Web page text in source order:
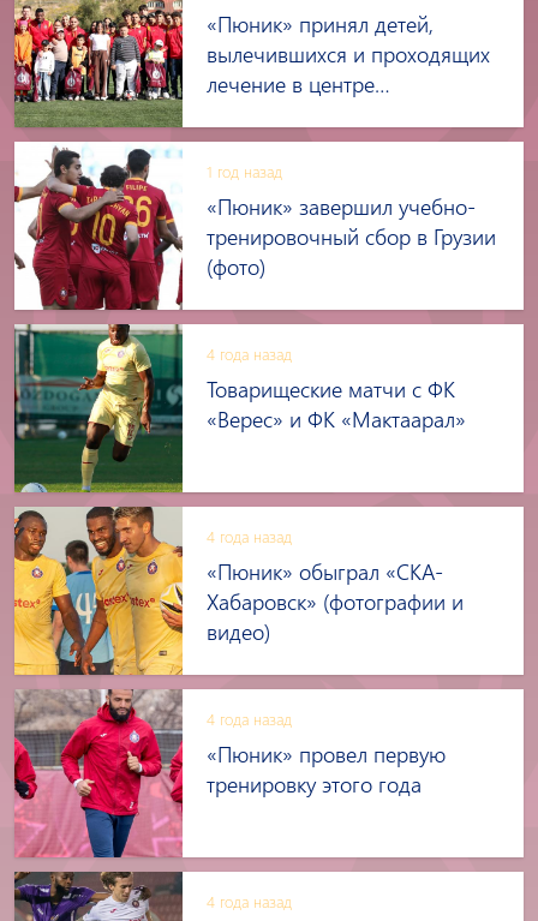
«Пюник» принял детей,
вылечившихся и проходящих
лечение в центре
«Еолян»
1 год назад
«Пюник» завершил учебно-
тренировочный сбор в Грузии
(фото)
4 года назад
Товарищеские матчи с ФК
«Верес» и ФК «Мактаарал»
4 года назад
«Пюник» обыграл «СКА-
Хабаровск» (фотографии и
видео)
4 года назад
«Пюник» провел первую
тренировку этого года
4 года назад